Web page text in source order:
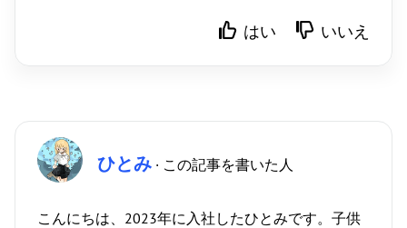
はい いいえ
ひとみ · この記事を書いた人
こんにちは、2023年に入社したひとみです。子供